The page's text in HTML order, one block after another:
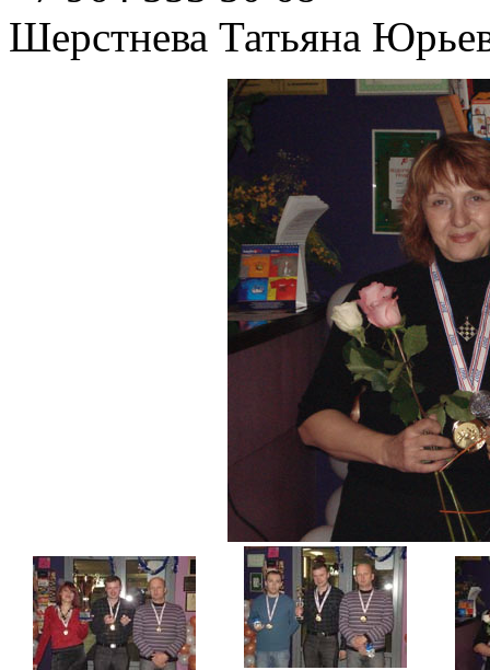
Шерстнева Татьяна